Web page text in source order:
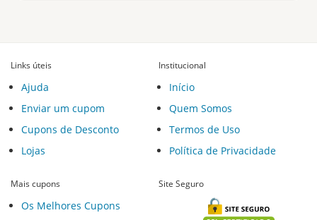
Links úteis
Ajuda
Enviar um cupom
Cupons de Desconto
Lojas
Institucional
Início
Quem Somos
Termos de Uso
Política de Privacidade
Mais cupons
Os Melhores Cupons
Site Seguro